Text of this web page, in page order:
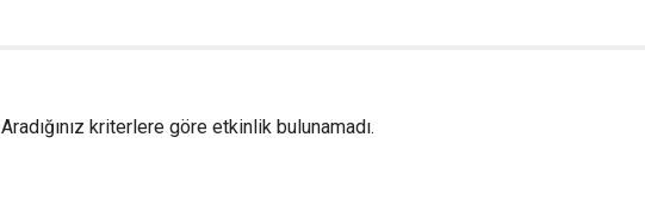
Aradığınız kriterlere göre etkinlik bulunamadı.